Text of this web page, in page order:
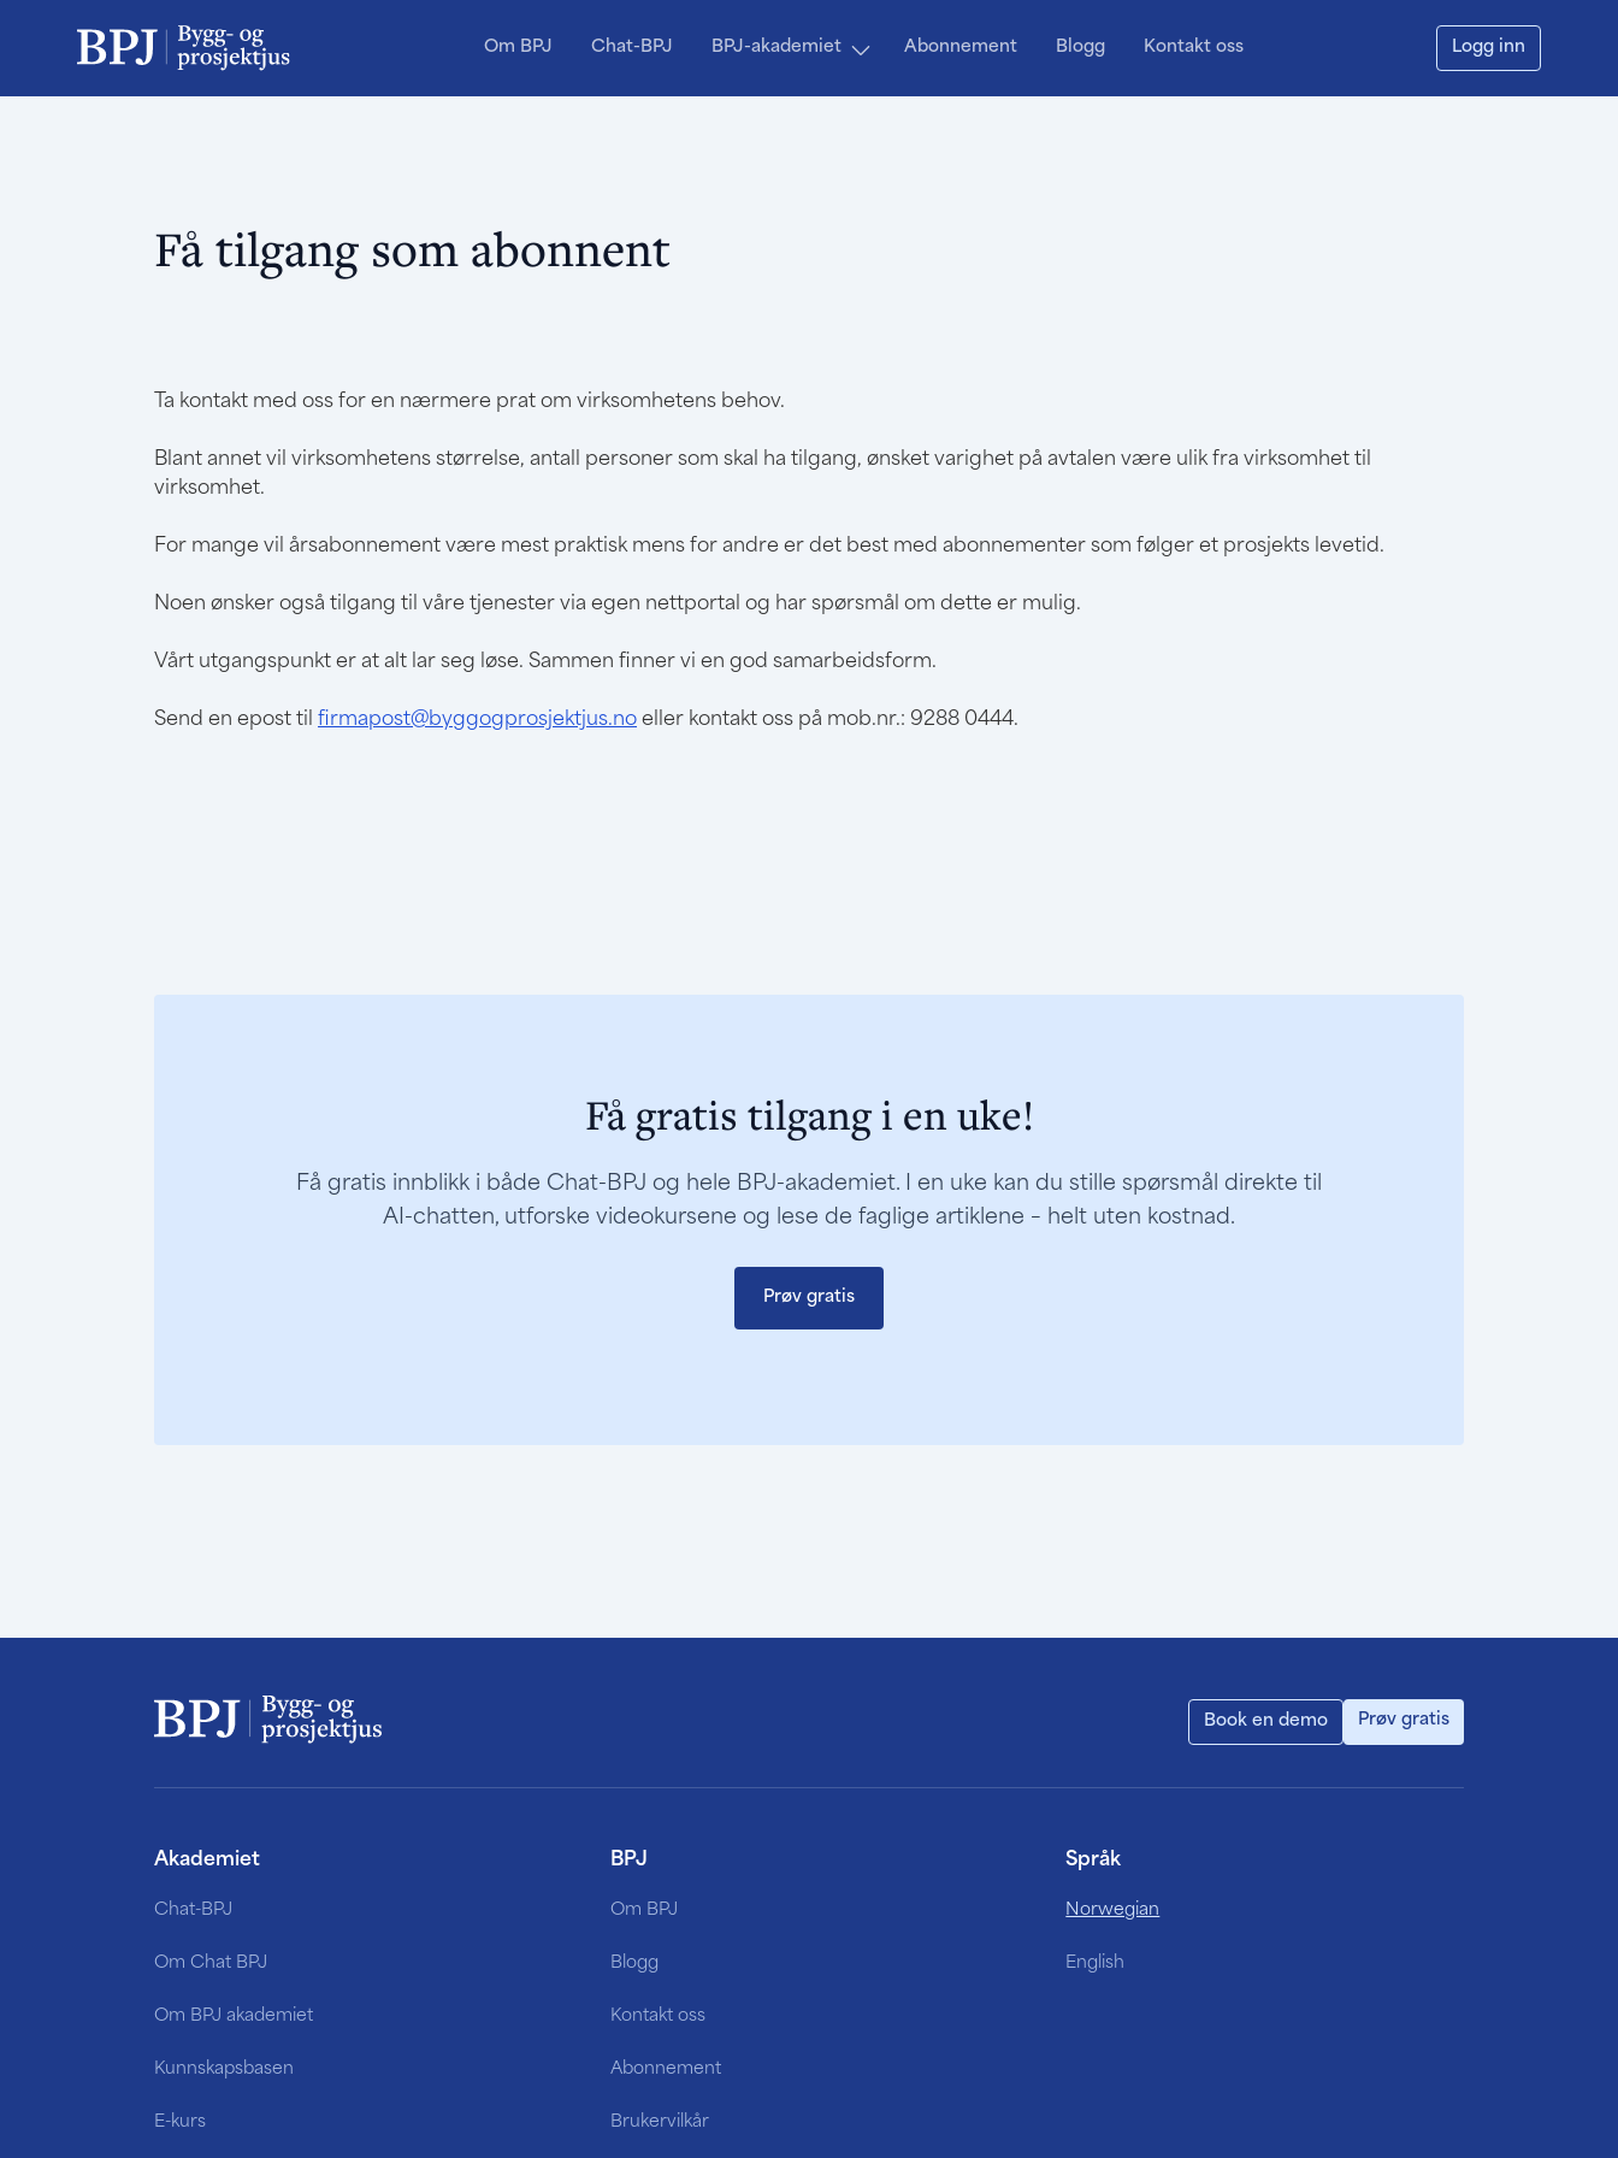
Om BPJ Chat-BPJ BPJ-akademiet Abonnement Blogg Kontakt oss Logg inn
Få tilgang som abonnent
Ta kontakt med oss for en nærmere prat om virksomhetens behov.
Blant annet vil virksomhetens størrelse, antall personer som skal ha tilgang, ønsket varighet på avtalen være ulik fra virksomhet til
virksomhet.
For mange vil årsabonnement være mest praktisk mens for andre er det best med abonnementer som følger et prosjekts levetid.
Noen ønsker også tilgang til våre tjenester via egen nettportal og har spørsmål om dette er mulig.
Vårt utgangspunkt er at alt lar seg løse. Sammen finner vi en god samarbeidsform.
Send en epost til firmapost@byggogprosjektjus.no eller kontakt oss på mob.nr.: 9288 0444.
Få gratis tilgang i en uke!
Få gratis innblikk i både Chat-BPJ og hele BPJ-akademiet. I en uke kan du stille spørsmål direkte til
AI-chatten, utforske videokursene og lese de faglige artiklene – helt uten kostnad.
Prøv gratis
Book en demo Prøv gratis
Akademiet
Chat-BPJ
Om Chat BPJ
Om BPJ akademiet
Kunnskapsbasen
E-kurs
BPJ
Om BPJ
Blogg
Kontakt oss
Abonnement
Brukervilkår
Språk
Norwegian
English